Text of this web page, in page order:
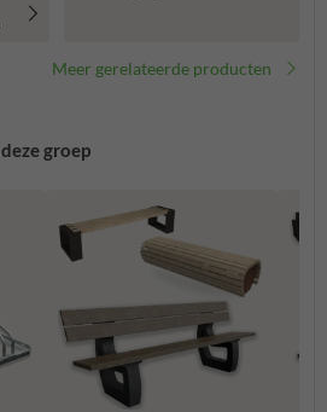
Meer gerelateerde producten
groep